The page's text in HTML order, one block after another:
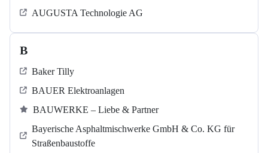
AUGUSTA Technologie AG
B
Baker Tilly
BAUER Elektroanlagen
BAUWERKE – Liebe & Partner
Bayerische Asphaltmischwerke GmbH & Co. KG für
Straßenbaustoffe